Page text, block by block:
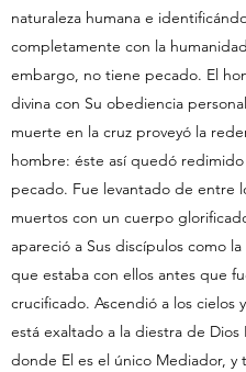
naturaleza humana e
completamente con la
embargo, no tiene pecado. El
divina con Su obediencia
muerte en la cruz proveyó la
hombre: éste así quedó
pecado. Fue levantado de entre
muertos con un cuerpo
apareció a Sus discípulos como
que estaba con ellos antes que
crucificado. Ascendió a los cielos
está exaltado a la diestra de Dios
donde El es el único Mediador, y